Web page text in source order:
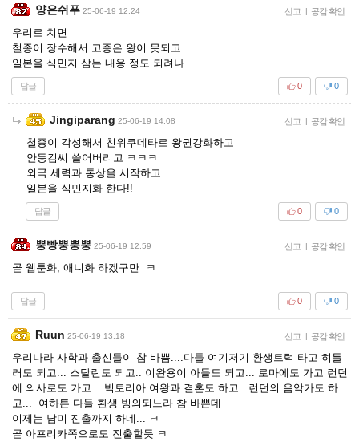
양은쉬푸 25-06-19 12:24 신고 | 공감 확인
우리로 치면
철종이 장수해서 고종은 왕이 못되고
일본을 식민지 삼는 내용 정도 되려나
답글 0
0
Jingiparang 25-06-19 14:08 신고 | 공감 확인
철종이 각성해서 친위쿠데타로 왕권강화하고
안동김씨 쓸어버리고 ㅋㅋㅋ
외국 세력과 통상을 시작하고
일본을 식민지화 한다!!
답글 0
0
뿡빵뿡뿡뿡 25-06-19 12:59 신고 | 공감 확인
곧 웹툰화, 애니화 하겠구만 ㅋ
답글 0
0
Ruun 25-06-19 13:18 신고 | 공감 확인
우리나라 사학과 출신들이 참 바쁨....다들 여기저기 환생트럭 타고 히틀
러도 되고... 스탈린도 되고.. 이완용이 아들도 되고... 로마에도 가고 런던
에 의사로도 가고....빅토리아 여왕과 결혼도 하고...런던의 음악가도 하
고... 여하튼 다들 환생 빙의되느라 참 바쁜데
이제는 남미 진출까지 하네... ㅋ
곧 아프리카쪽으로도 진출할듯 ㅋ